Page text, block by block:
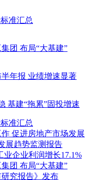
准汇总
团 布局“大基建”
年报 业绩增速显著
基建“拖累”固投增速
准汇总
促进房地产市场发展
展趋势监测报告
业企业利润增长17.1%
团 布局“大基建”
研究报告》发布